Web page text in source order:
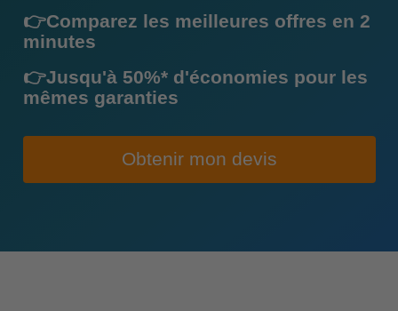
👉Comparez les meilleures offres en 2
minutes
👉Jusqu'à 50%* d'économies pour les
mêmes garanties
Obtenir mon devis